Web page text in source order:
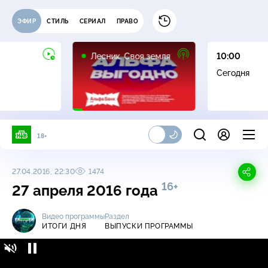
ЭФИР СТИЛЬ СЕРИАЛ ПРАВО
Лесник. Своя земля
16+
10:00
Сегодня
18+
27.04.2016, 22:30 1474
27 апреля 2016 года 16+
Видео программы
ИТОГИ ДНЯ
Раздел
ВЫПУСКИ ПРОГРАММЫ